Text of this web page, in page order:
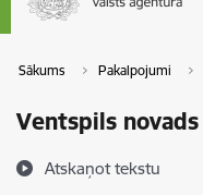
Sākums Pakalpojumi
Ventspils novads
Atskaņot tekstu